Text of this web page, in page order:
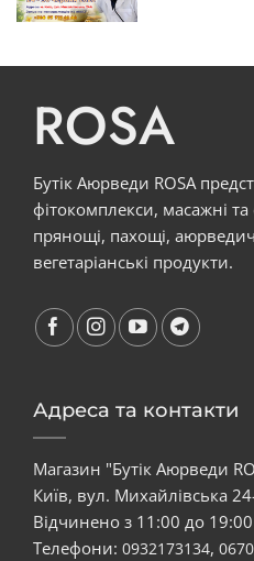
ROSA
Бутік Аюрведи ROSA
фітокомплекси, масажні та
прянощі, пахощі,
вегетаріанські продукти.
Адреса та контакти
Магазин "Бутік Аюрведи
Київ, вул. Михайлівська
Відчинено з 11:00 до
Телефони: 0932173134,